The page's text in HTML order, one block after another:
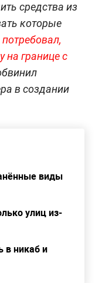
средства из
которые
на границе с
в создании
виды
улиц из-
в никаб и